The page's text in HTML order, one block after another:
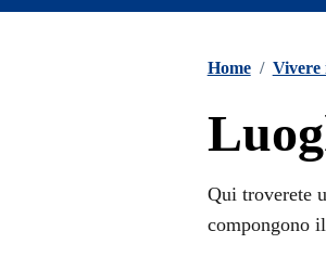
Home / Vivere
Qui troverete
compongono